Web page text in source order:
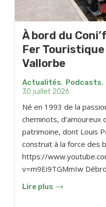
À bord du
Fer
Vallorbe
Actualités, Podcasts,
30 juillet 2026
Né en 1993 de la
cheminots,
patrimoine, dont Louis
construit à la force des
https://
v=m9Ei9TGMmIw
Lire plus